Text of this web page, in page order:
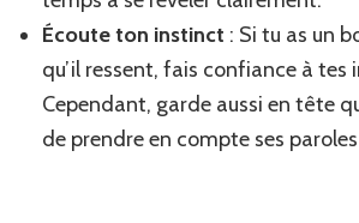
Écoute ton instinct : Si tu as un
qu’il ressent, fais confiance à tes
Cependant, garde aussi en tête
de prendre en compte ses